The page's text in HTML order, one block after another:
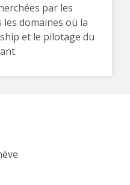
par les
domaines où la
et le pilotage du